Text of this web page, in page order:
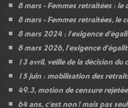
8 mars - Femmes retraitées : le
8 mars - Femmes retraitées, le
8 mars 2024 : l’exigence
8 mars 2026, l’exigence
13 avril, veille de la décision
15 juin : mobilisation des
49.3, motion de censure
64 ans, c’est non! mais pas